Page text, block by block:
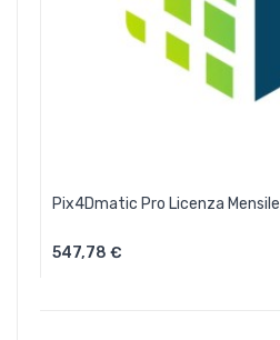
Pix4Dmatic Pro Licenza Mensile
547,78 €Aggiungi Al Carrello